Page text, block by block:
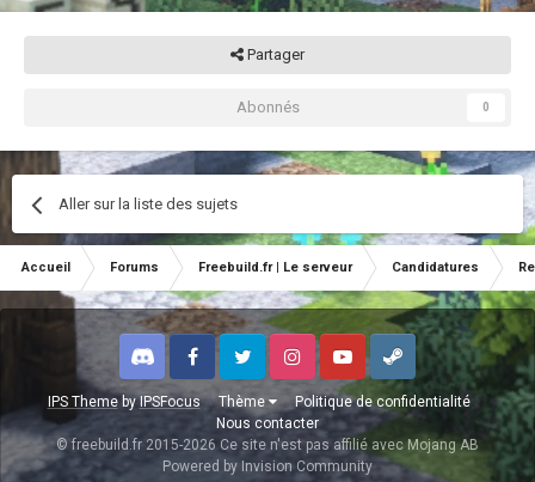
Partager
Abonnés 0
Aller sur la liste des sujets
Accueil Forums Freebuild.fr | Le serveur Candidatures
IPS ThemebyIPSFocus Thème
Politique de confidentialité
Nous contacter
Discord FacebookTwitter InstagramYoutubeSteam
© freebuild.fr 2015-2026 Ce site n'est pas affilié avec Mojang AB
Powered by Invision Community